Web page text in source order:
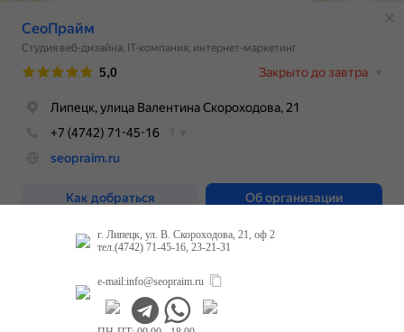
г. Липецк, ул. В. Скороходова, 21, оф 2
тел.(4742) 71-45-16, 23-21-31
e-mail:info@seopraim.ru